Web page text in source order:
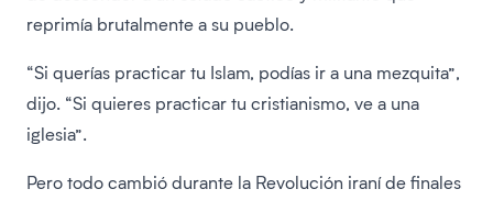
reprimía brutalmente a su pueblo.
“Si querías practicar tu Islam, podías ir a una mezquita”,
dijo. “Si quieres practicar tu cristianismo, ve a una
iglesia”.
Pero todo cambió durante la Revolución iraní de finales